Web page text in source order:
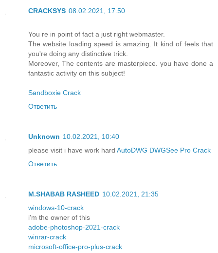
CRACKSYS 08.02.2021, 17:50
You re in point of fact a just right webmaster.
The website loading speed is amazing. It kind of feels that
you're doing any distinctive trick.
Moreover, The contents are masterpiece. you have done a
fantastic activity on this subject!
Sandboxie Crack
Ответить
Unknown 10.02.2021, 10:40
please visit i have work hard AutoDWG DWGSee Pro Crack
Ответить
M.SHABAB RASHEED 10.02.2021, 21:35
windows-10-crack
i'm the owner of this
adobe-photoshop-2021-crack
winrar-crack
microsoft-office-pro-plus-crack